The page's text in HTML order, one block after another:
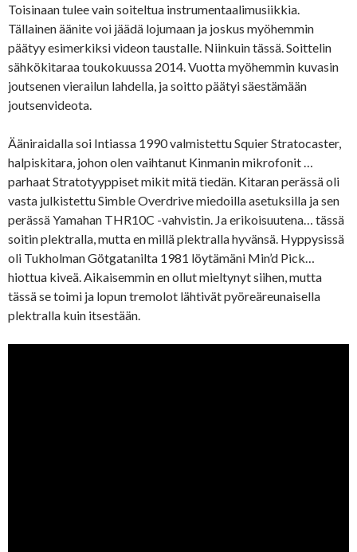
Toisinaan tulee vain soiteltua instrumentaalimusiikkia.
Tällainen äänite voi jäädä lojumaan ja joskus myöhemmin
päätyy esimerkiksi videon taustalle. Niinkuin tässä. Soittelin
sähkökitaraa toukokuussa 2014. Vuotta myöhemmin kuvasin
joutsenen vierailun lahdella, ja soitto päätyi säestämään
joutsenvideota.
Ääniraidalla soi Intiassa 1990 valmistettu Squier Stratocaster,
halpiskitara, johon olen vaihtanut Kinmanin mikrofonit …
parhaat Stratotyyppiset mikit mitä tiedän. Kitaran perässä oli
vasta julkistettu Simble Overdrive miedoilla asetuksilla ja sen
perässä Yamahan THR10C -vahvistin. Ja erikoisuutena… tässä
soitin plektralla, mutta en millä plektralla hyvänsä. Hyppysissä
oli Tukholman Götgatanilta 1981 löytämäni Min’d Pick…
hiottua kiveä. Aikaisemmin en ollut mieltynyt siihen, mutta
tässä se toimi ja lopun tremolot lähtivät pyöreäreunaisella
plektralla kuin itsestään.